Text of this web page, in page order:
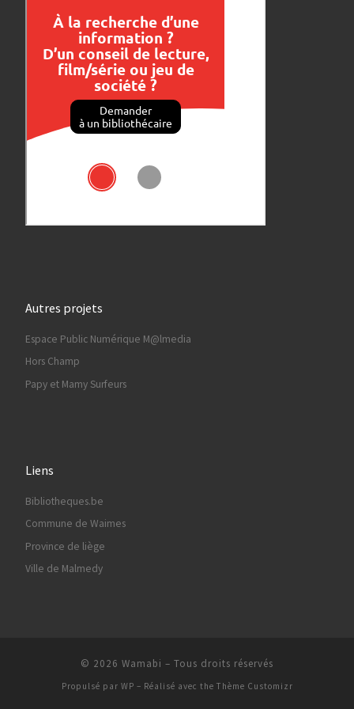
Autres projets
Espace Public Numérique M@lmedia
Hors Champ
Papy et Mamy Surfeurs
Liens
Bibliotheques.be
Commune de Waimes
Province de liège
Ville de Malmedy
© 2026 Wamabi – Tous droits réservés
Propulsé par WP – Réalisé avec the Thème Customizr